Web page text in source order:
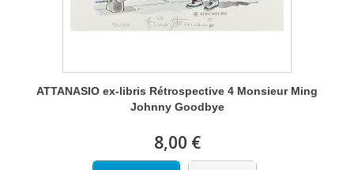
ATTANASIO ex-libris Rétrospective 4 Monsieur Ming
Johnny Goodbye
8,00 €